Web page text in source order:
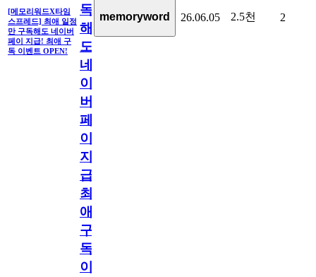
[메모리워드X타임
스프레드] 최애 일정
만 구독해도 네이버
페이 지급! 최애 구
독 이벤트 OPEN!
독
해
도
네
이
버
페
이
지
급!
최
애
구
독
이
memoryword 26.06.05 2.5천 2